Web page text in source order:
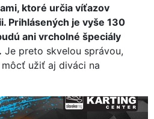
ktoré určia víťazov
Prihlásených je vyše 130
ani vrcholné špeciály
Je preto skvelou správou,
užiť aj diváci na